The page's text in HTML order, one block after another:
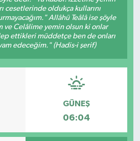
cesetlerinde oldukça kullarını
Allâhü Teâlâ ise şöyle
ve Celâlime yemin olsun ki onlar
ettikleri müddetçe ben de onları
edeceğim." (Hadis-i şerif)
GÜNEŞ
06:04